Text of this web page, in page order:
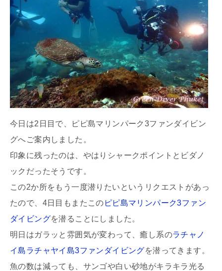
今日は2日目で、ピピ島マリンパーク3ファンダイビン
グへご案内しました。
印象に残ったのは、やはりシャークポイントとビダノ
ックだったそうです。
この2か所をもう一度潜りたいというリクエストがあっ
たので、4日目もまたこの ピピ島マリンパーク3ファン
ダイビングを潜ることにしました。
明日はガラッと雰囲気が変わって、癒し系のラチャノ
イ島ラチャヤイ島3ファンダイビングを潜ってきます。
魚の数は減っても、サンゴや白い砂地がキラキラ光る